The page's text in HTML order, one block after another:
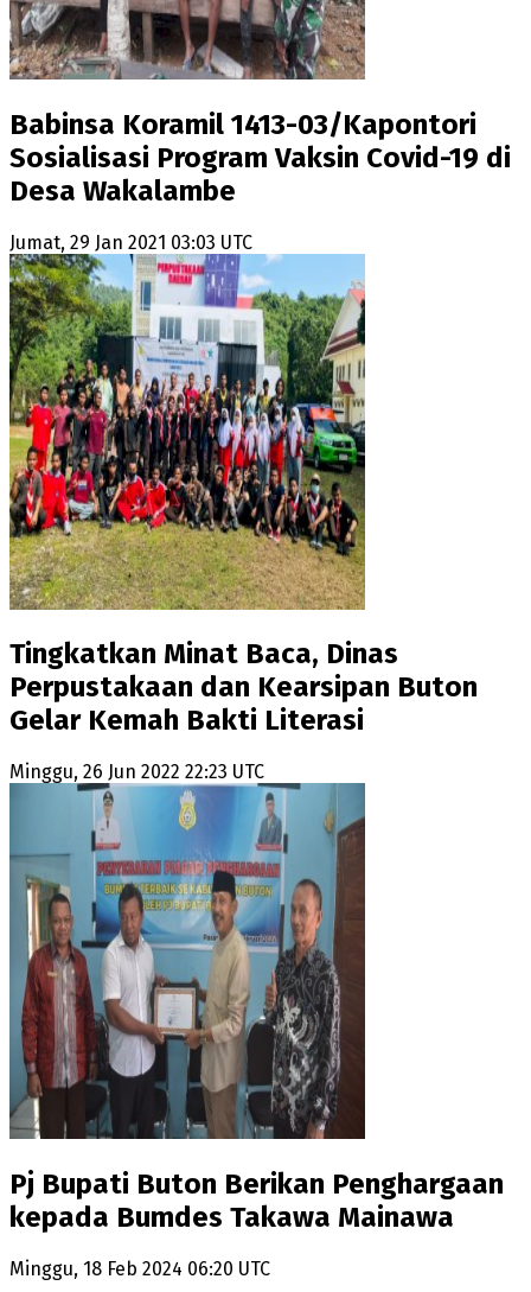
Babinsa Koramil 1413-03/Kapontori
Sosialisasi Program Vaksin Covid-19 di
Desa Wakalambe
Jumat, 29 Jan 2021 03:03 UTC
Tingkatkan Minat Baca, Dinas
Perpustakaan dan Kearsipan Buton
Gelar Kemah Bakti Literasi
Minggu, 26 Jun 2022 22:23 UTC
Pj Bupati Buton Berikan Penghargaan
kepada Bumdes Takawa Mainawa
Minggu, 18 Feb 2024 06:20 UTC